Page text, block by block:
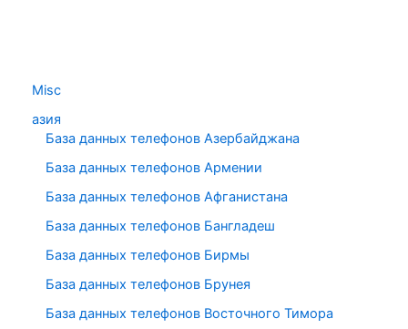
Misc
азия
База данных телефонов Азербайджана
База данных телефонов Армении
База данных телефонов Афганистана
База данных телефонов Бангладеш
База данных телефонов Бирмы
База данных телефонов Брунея
База данных телефонов Восточного Тимора